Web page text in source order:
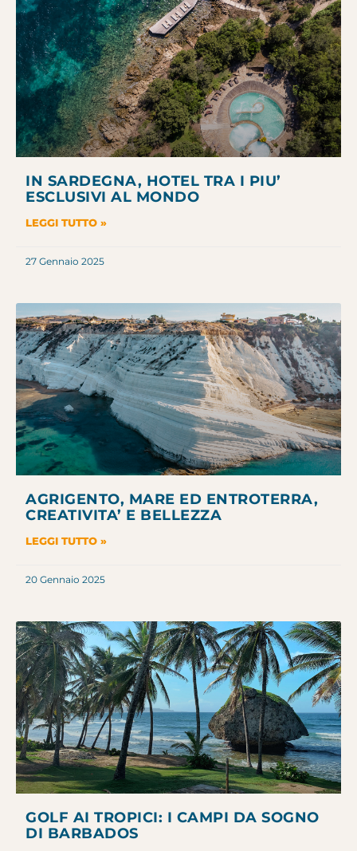
IN SARDEGNA, HOTEL TRA I PIU’
ESCLUSIVI AL MONDO
LEGGI TUTTO »
27 Gennaio 2025
AGRIGENTO, MARE ED ENTROTERRA,
CREATIVITA’ E BELLEZZA
LEGGI TUTTO »
20 Gennaio 2025
GOLF AI TROPICI: I CAMPI DA SOGNO
DI BARBADOS